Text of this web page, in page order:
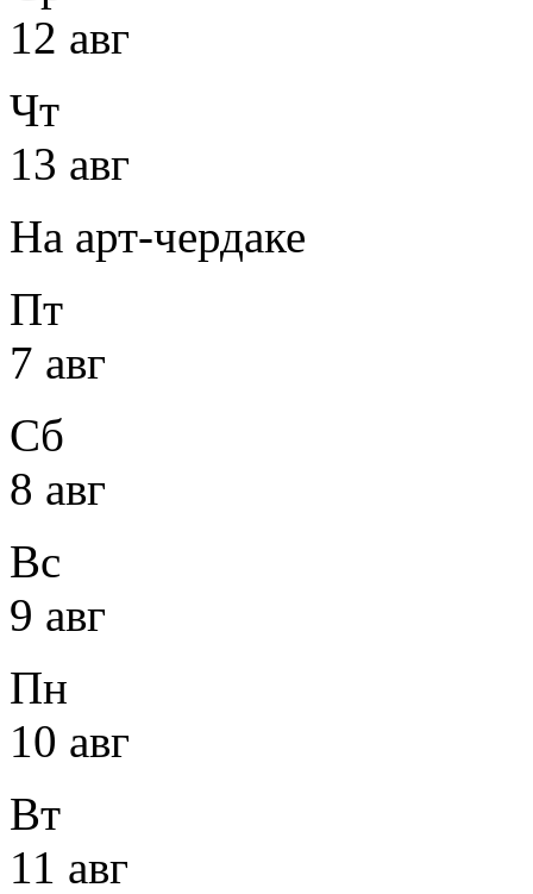
12 авг
Чт
13 авг
На арт-чердаке
Пт
7 авг
Сб
8 авг
Вс
9 авг
Пн
10 авг
Вт
11 авг